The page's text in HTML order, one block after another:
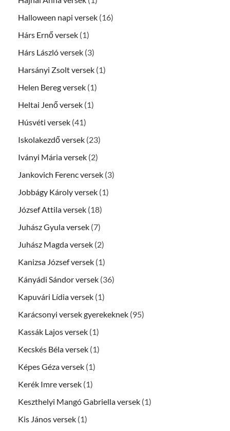
Halloween napi versek (16)
Hárs Ernő versek (1)
Hárs László versek (3)
Harsányi Zsolt versek (1)
Helen Bereg versek (1)
Heltai Jenő versek (1)
Húsvéti versek (41)
Iskolakezdő versek (23)
Iványi Mária versek (2)
Jankovich Ferenc versek (3)
Jobbágy Károly versek (1)
József Attila versek (18)
Juhász Gyula versek (7)
Juhász Magda versek (2)
Kanizsa József versek (1)
Kányádi Sándor versek (36)
Kapuvári Lídia versek (1)
Karácsonyi versek gyerekeknek (95)
Kassák Lajos versek (1)
Kecskés Béla versek (1)
Képes Géza versek (1)
Kerék Imre versek (1)
Keszthelyi Mangó Gabriella versek (1)
Kis János versek (1)